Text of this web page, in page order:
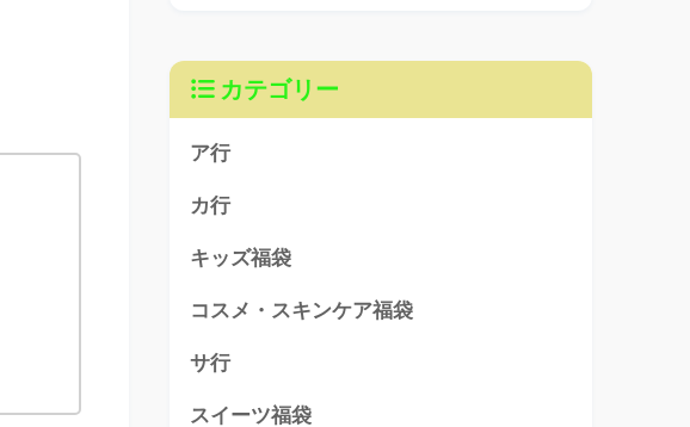
カテゴリー
ア行
カ行
キッズ福袋
コスメ・スキンケア福袋
サ行
スイーツ福袋